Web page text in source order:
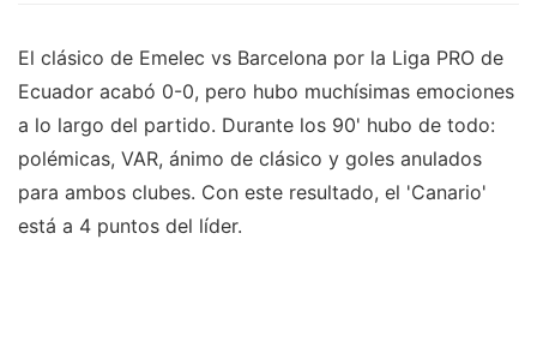
El clásico de Emelec vs Barcelona por la Liga PRO de
Ecuador acabó 0-0, pero hubo muchísimas emociones
a lo largo del partido. Durante los 90' hubo de todo:
polémicas, VAR, ánimo de clásico y goles anulados
para ambos clubes. Con este resultado, el 'Canario'
está a 4 puntos del líder.